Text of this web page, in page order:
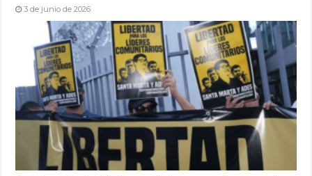
3 de junio de 2026